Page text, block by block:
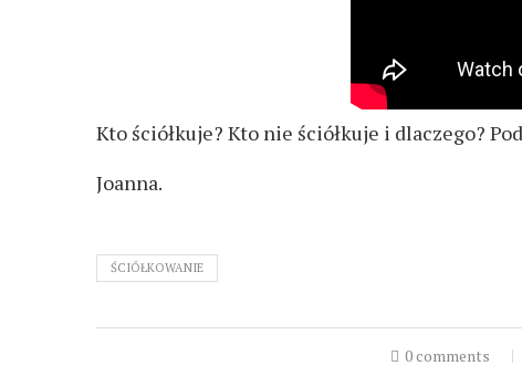
Kto ściółkuje? Kto nie ściółkuje i dlaczego?
Joanna.
ŚCIÓŁKOWANIE
0 comments